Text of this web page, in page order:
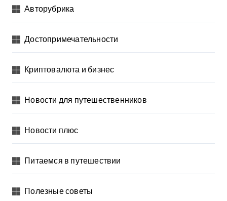
Авторубрика
Достопримечательности
Криптовалюта и бизнес
Новости для путешественников
Новости плюс
Питаемся в путешествии
Полезные советы